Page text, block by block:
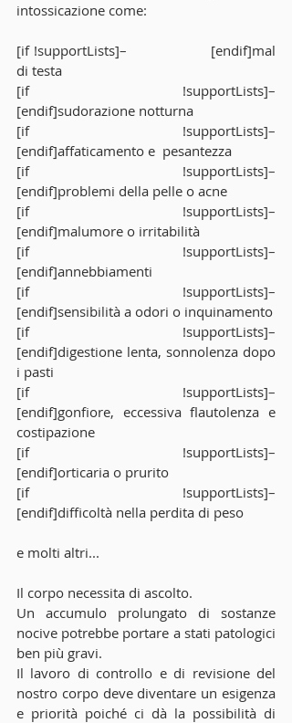
intossicazione come:
[if !supportLists]–                    [endif]mal
di testa
[if !supportLists]–
[endif]sudorazione notturna
[if !supportLists]–
[endif]affaticamento e  pesantezza
[if !supportLists]–
[endif]problemi della pelle o acne
[if !supportLists]–
[endif]malumore o irritabilità
[if !supportLists]–
[endif]annebbiamenti
[if !supportLists]–
[endif]sensibilità a odori o inquinamento
[if !supportLists]–
[endif]digestione lenta, sonnolenza dopo
i pasti
[if !supportLists]–
[endif]gonfiore, eccessiva flautolenza e
costipazione
[if !supportLists]–
[endif]orticaria o prurito
[if !supportLists]–
[endif]difficoltà nella perdita di peso
e molti altri...
Il corpo necessita di ascolto.
Un accumulo prolungato di sostanze
nocive potrebbe portare a stati patologici
ben più gravi.
Il lavoro di controllo e di revisione del
nostro corpo deve diventare un esigenza
e priorità poiché ci dà la possibilità di